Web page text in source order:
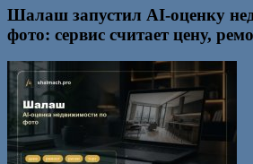
Шалаш запустил AI-оценку
фото: сервис считает цену,